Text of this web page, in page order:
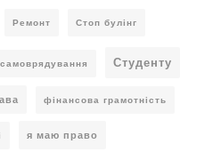
Ремонт Стоп булінг
Студенту
фінансова грамотність
я маю право